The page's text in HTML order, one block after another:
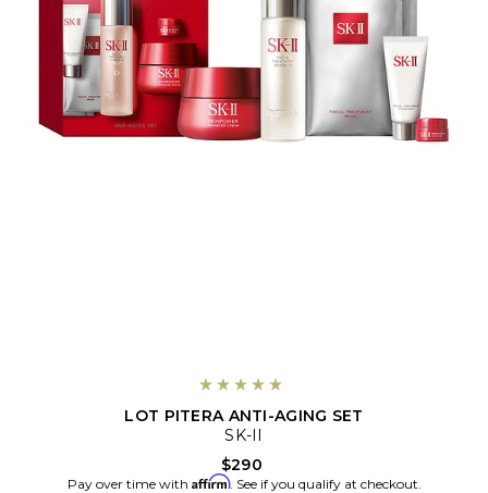
LOT PITERA ANTI-AGING SET
SK-II
$290
Pay over time with Affirm. See if you qualify at checkout.